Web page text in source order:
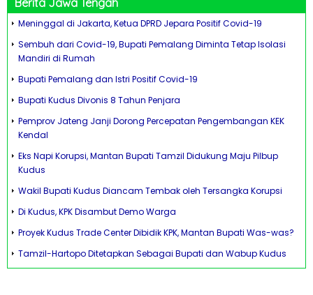
Berita Jawa Tengah
Meninggal di Jakarta, Ketua DPRD Jepara Positif Covid-19
Sembuh dari Covid-19, Bupati Pemalang Diminta Tetap Isolasi
Mandiri di Rumah
Bupati Pemalang dan Istri Positif Covid-19
Bupati Kudus Divonis 8 Tahun Penjara
Pemprov Jateng Janji Dorong Percepatan Pengembangan KEK
Kendal
Eks Napi Korupsi, Mantan Bupati Tamzil Didukung Maju Pilbup
Kudus
Wakil Bupati Kudus Diancam Tembak oleh Tersangka Korupsi
Di Kudus, KPK Disambut Demo Warga
Proyek Kudus Trade Center Dibidik KPK, Mantan Bupati Was-was?
Tamzil-Hartopo Ditetapkan Sebagai Bupati dan Wabup Kudus